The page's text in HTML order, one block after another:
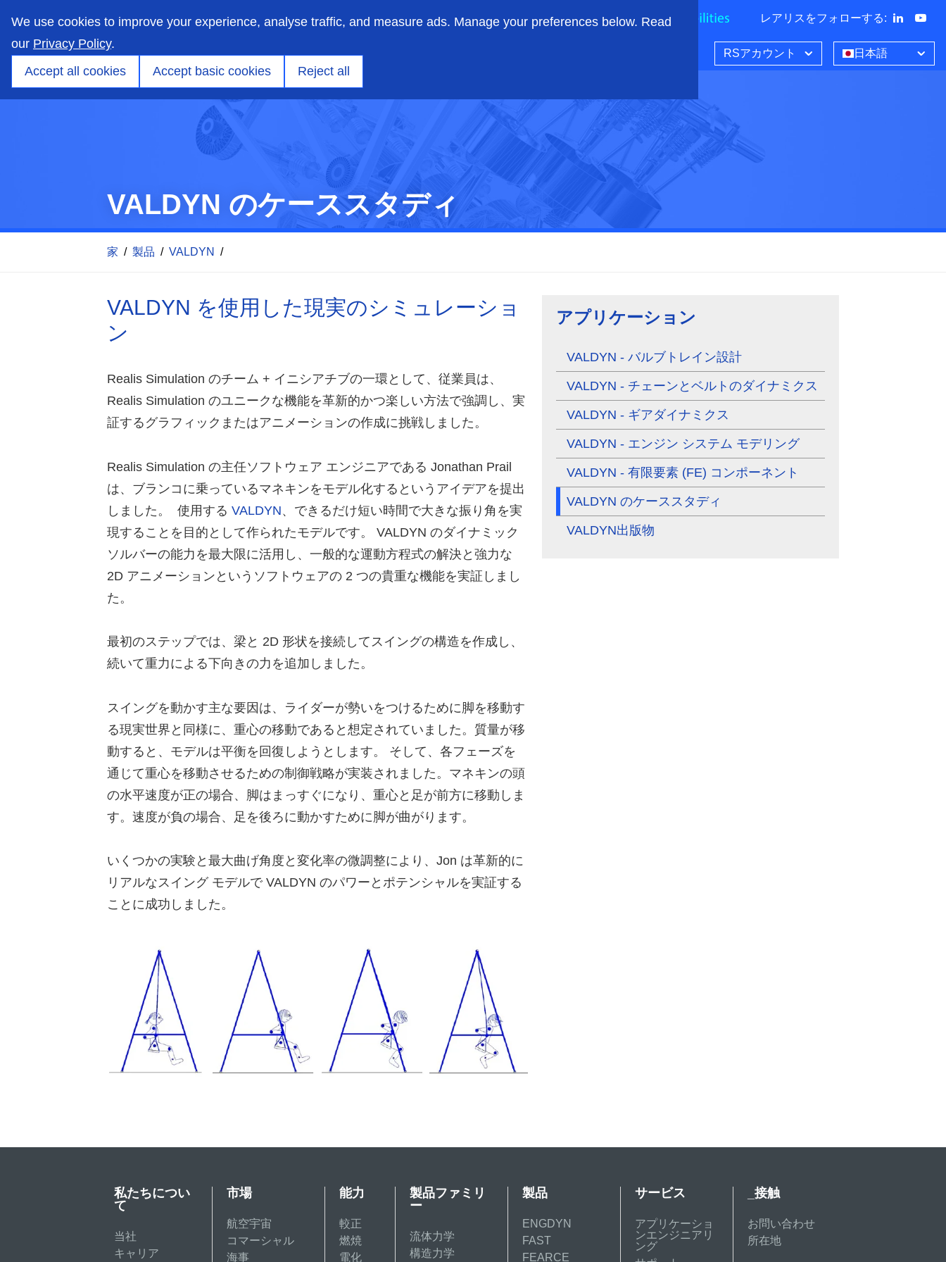
We use cookies to improve your experience, analyse traffic, and measure ads. Manage your preferences below. Read
our Privacy Policy.
Accept all cookies
Accept basic cookies Reject all
main
content
レアリスをフォローする:
市場 能力 製品 アプリケーションエンジニアリング RSアカウント 日本語
VALDYN のケーススタディ
家 / 製品 / VALDYN /
VALDYN を使用した現実のシミュレーショ
ン
Realis Simulation のチーム + イニシアチブの一環として、従業員は、
Realis Simulation のユニークな機能を革新的かつ楽しい方法で強調し、実
証するグラフィックまたはアニメーションの作成に挑戦しました。
Realis Simulation の主任ソフトウェア エンジニアである Jonathan Prail
は、ブランコに乗っているマネキンをモデル化するというアイデアを提出
しました。 使用する VALDYN、できるだけ短い時間で大きな振り角を実
現することを目的として作られたモデルです。 VALDYN のダイナミック
ソルバーの能力を最大限に活用し、一般的な運動方程式の解決と強力な
2D アニメーションというソフトウェアの 2 つの貴重な機能を実証しまし
た。
最初のステップでは、梁と 2D 形状を接続してスイングの構造を作成し、
続いて重力による下向きの力を追加しました。
スイングを動かす主な要因は、ライダーが勢いをつけるために脚を移動す​​
る現実世界と同様に、重心の移動であると想定されていました。質量が移
動すると、モデルは平衡を回復しようとします。 そして、各フェーズを
通じて重心を移動させるための制御戦略が実装されました。マネキンの頭
の水平速度が正の場合、脚はまっすぐになり、重心と足が前方に移動しま
す。速度が負の場合、足を後ろに動かすために脚が曲がります。
いくつかの実験と最大曲げ角度と変化率の微調整により、Jon は革新的に
リアルなスイング モデルで VALDYN のパワーとポテンシャルを実証する
ことに成功しました。
アプリケーション
VALDYN - バルブトレイン設計
VALDYN - チェーンとベルトのダイナミクス
VALDYN - ギアダイナミクス
VALDYN - エンジン システム モデリング
VALDYN - 有限要素 (FE) コンポーネント
VALDYN のケーススタディ
VALDYN出版物
私たちについ
て
当社
キャリア
市場
航空宇宙
コマーシャル
海事
能力
較正
燃焼
電化
製品ファミリ
ー
流体力学
構造力学
製品
ENGDYN
FAST
FEARCE
サービス
アプリケーショ
ンエンジニアリ
ング
_接触
お問い合わせ
所在地